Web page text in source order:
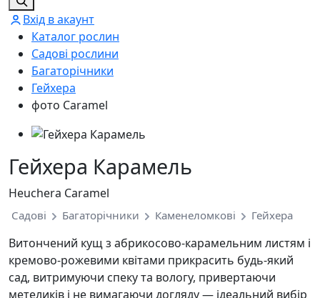
Вхід в акаунт
Каталог рослин
Садові рослини
Багаторічники
Гейхера
фото Caramel
Гейхера Карамель
Heuchera Caramel
Садові Багаторічники Каменеломкові Гейхера
Витончений кущ з абрикосово-карамельним листям і
кремово-рожевими квітами прикрасить будь-який
сад, витримуючи спеку та вологу, привертаючи
метеликів і не вимагаючи догляду — ідеальний вибір